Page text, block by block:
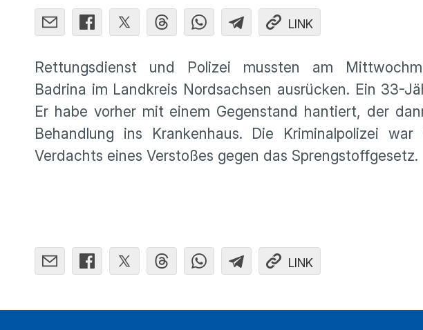
LINK
Rettungsdienst und Polizei mussten am
Badrina im Landkreis Nordsachsen ausrücken. Ein 33-
Er habe vorher mit einem Gegenstand hantiert, der
Behandlung ins Krankenhaus. Die Kriminalpolizei
Verdachts eines Verstoßes gegen das Sprengstoffgesetz.
LINK